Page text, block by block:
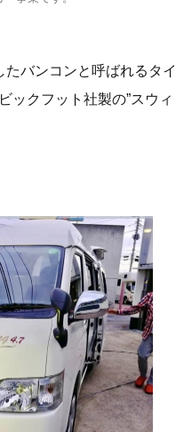
バンコンと呼ばれるタイ
ックフット社製の”スウィ